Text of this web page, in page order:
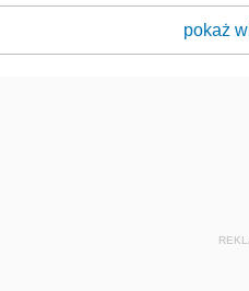
pokaż